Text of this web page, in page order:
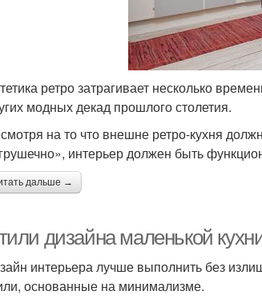
ретро затрагивает несколько
модных декад прошлого столетия.
на то что внешне ретро-кухня
интерьер должен быть
дальше →
дизайна маленькой
интерьера лучше выполнить без
основанные на минимализме.